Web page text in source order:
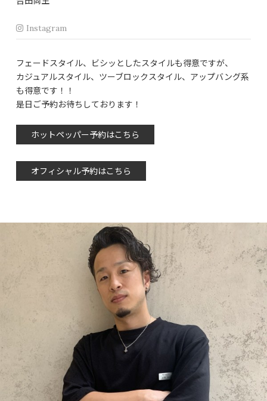
Instagram
フェードスタイル、ビシッとしたスタイルも得意ですが、
カジュアルスタイル、ツーブロックスタイル、アップバング系
も得意です！！
是日ご予約お待ちしております！
ホットペッパー予約はこちら
オフィシャル予約はこちら